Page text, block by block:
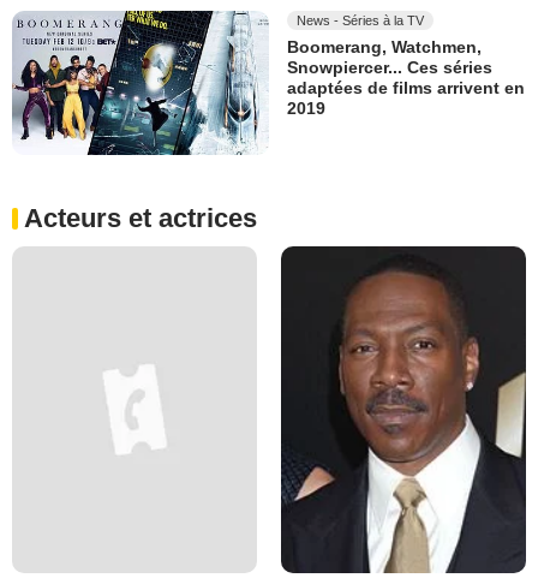
News - Séries à la TV
Boomerang, Watchmen,
Snowpiercer... Ces séries
adaptées de films arrivent en
2019
Acteurs et actrices